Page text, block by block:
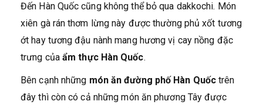
Đến Hàn Quốc cũng không thể bỏ qua dakkochi. Món
xiên gà rán thơm lừng này được thường phủ xốt tương
ớt hay tương đậu nành mang hương vị cay nồng đặc
trưng của ẩm thực Hàn Quốc.
Bên cạnh những món ăn đường phố Hàn Quốc trên
đây thì còn có cả những món ăn phương Tây được